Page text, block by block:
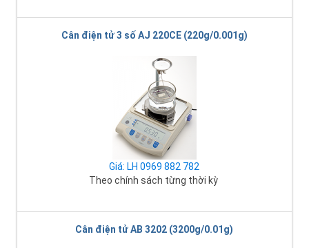
Cân điện tử 3 số AJ 220CE (220g/0.001g)
Giá: LH 0969 882 782
Theo chính sách từng thời kỳ
Cân điện tử AB 3202 (3200g/0.01g)